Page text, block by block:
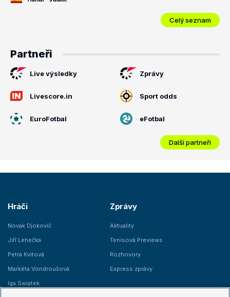
Celý seznam
Partneři
Live výsledky Zprávy
Livescore.in Sport odds
EuroFotbal eFotbal
Další partneři
Hráči
Novak Djokovič
Jiří Lehečka
Petra Kvitová
Markéta Vondroušová
Iga Swiatek
Zprávy
Aktuality
Tenisová Previews
Rozhovory
Express zprávy